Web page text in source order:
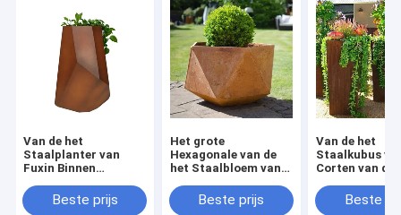
Van de het
Staalplanter van
Fuxin Binnen
Hexagonale het
Metaal
Beste prijs
Het grote
Hexagonale van de
het Staalbloem van
Rood Potten voor
Terrassen
Beste prijs
Van de het
Staalkubus
Corten van de
23mm Dikte
Beste